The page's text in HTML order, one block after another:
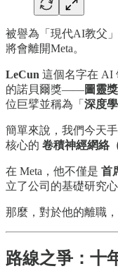
被譽為「現代AI教父
將會離開Meta。
LeCun 這個名字在 AI
的諾貝爾獎——圖靈
位巨擘並稱為「 深度
簡單來說，我們今天
核心的 卷積神經網絡
在 Meta，他不僅是 首
立了公司的基礎研究心
那麼，對於他的離職
路線之爭：十